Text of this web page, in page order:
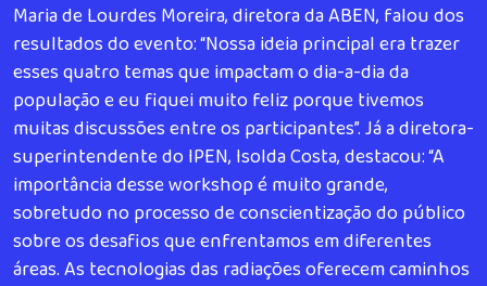
Maria de Lourdes Moreira, diretora da ABEN, falou dos
resultados do evento: “Nossa ideia principal era trazer
esses quatro temas que impactam o dia-a-dia da
população e eu fiquei muito feliz porque tivemos
muitas discussões entre os participantes”. Já a diretora-
superintendente do IPEN, Isolda Costa, destacou: “A
importância desse workshop é muito grande,
sobretudo no processo de conscientização do público
sobre os desafios que enfrentamos em diferentes
áreas. As tecnologias das radiações oferecem caminhos